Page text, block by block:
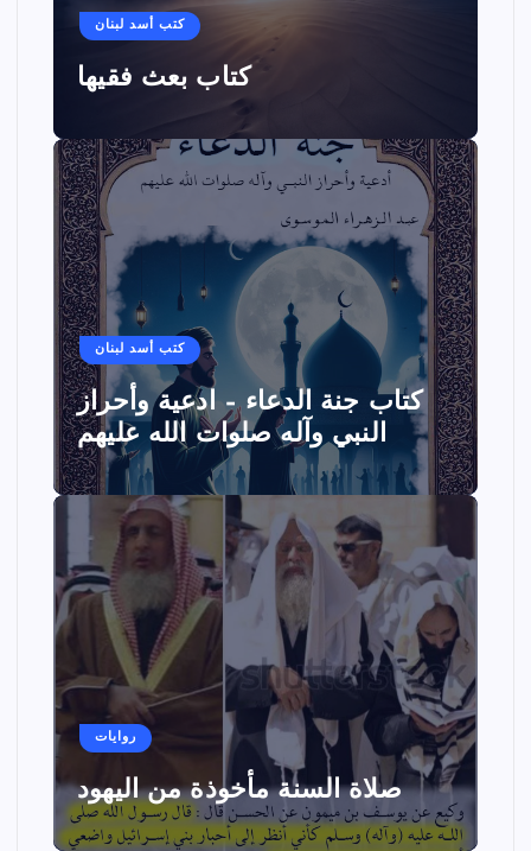
كتب أسد لبنان
كتاب بعث فقيها
كتب أسد لبنان
كتاب جنة الدعاء – ادعية وأحراز
النبي وآله صلوات الله عليهم
روايات
صلاة السنة مأخوذة من اليهود